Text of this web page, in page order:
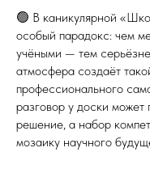
🟢 В каникулярной
особый парадокс: чем
учёными — тем
атмосфера создаёт
профессионального
разговор у доски может
решение, а набор
мозаику научного